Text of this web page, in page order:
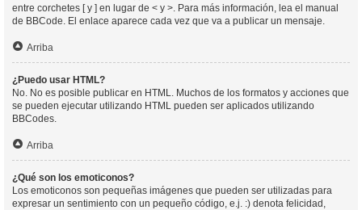
entre corchetes [ y ] en lugar de < y >. Para más información, lea el manual
de BBCode. El enlace aparece cada vez que va a publicar un mensaje.
Arriba
¿Puedo usar HTML?
No. No es posible publicar en HTML. Muchos de los formatos y acciones que
se pueden ejecutar utilizando HTML pueden ser aplicados utilizando
BBCodes.
Arriba
¿Qué son los emoticonos?
Los emoticonos son pequeñas imágenes que pueden ser utilizadas para
expresar un sentimiento con un pequeño código, e.j. :) denota felicidad,